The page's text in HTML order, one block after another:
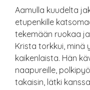
Aamulla kuudelta
etupenkille
tekemään ruokaa
Krista torkkui, minä
kaikenlaista. Hän
naapureille,
takaisin, lätki